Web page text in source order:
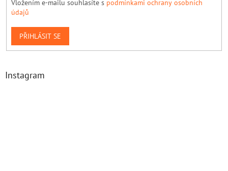
Vložením e-mailu souhlasíte s podmínkami ochrany osobních
údajů
PŘIHLÁSIT SE
Instagram